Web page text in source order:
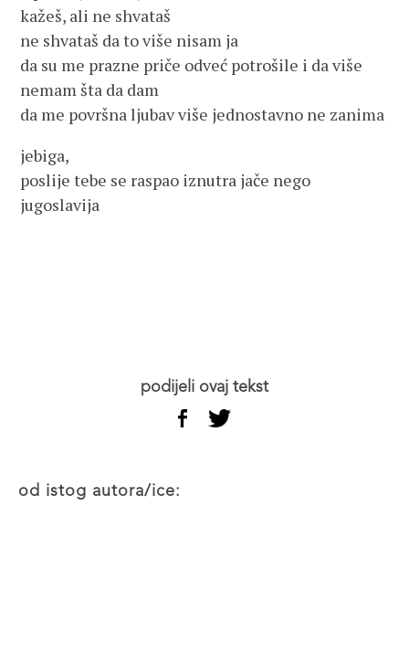
kažeš, ali ne shvataš
ne shvataš da to više nisam ja
da su me prazne priče odveć potrošile i da više
nemam šta da dam
da me površna ljubav više jednostavno ne zanima
jebiga,
poslije tebe se raspao iznutra jače nego
jugoslavija
podijeli ovaj tekst
od istog autora/ice: